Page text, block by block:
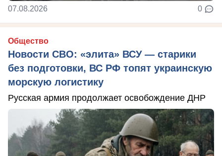
07.08.2026 0
Общество
Новости СВО: «элита» ВСУ — старики
без подготовки, ВС РФ топят украинскую
морскую логистику
Русская армия продолжает освобождение ДНР